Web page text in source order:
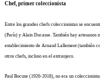
Chef, primer coleccionista
Entre los grandes chefs coleccionistas se
(París) y Alain Ducasse. También hay artesanos
establecimiento de Arnaud Lallement (también
otros chefs, incluso en el extranjero.
Paul Bocuse (1926-2018), no era un